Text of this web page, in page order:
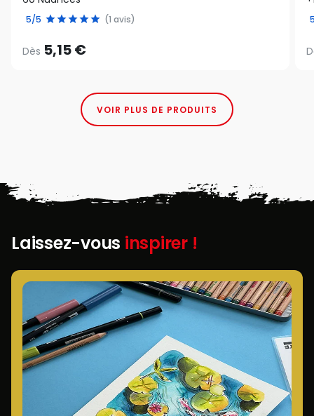
5/5 (1 avis)
Dès 5,15 €
VOIR PLUS DE PRODUITS
Laissez-vous inspirer !